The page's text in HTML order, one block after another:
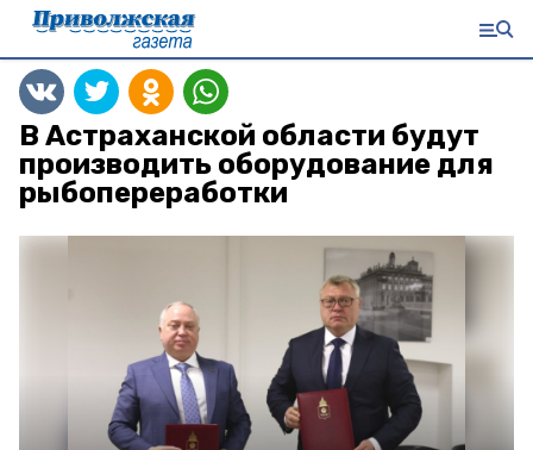
В Астраханской области будут
производить оборудование для
рыбопереработки